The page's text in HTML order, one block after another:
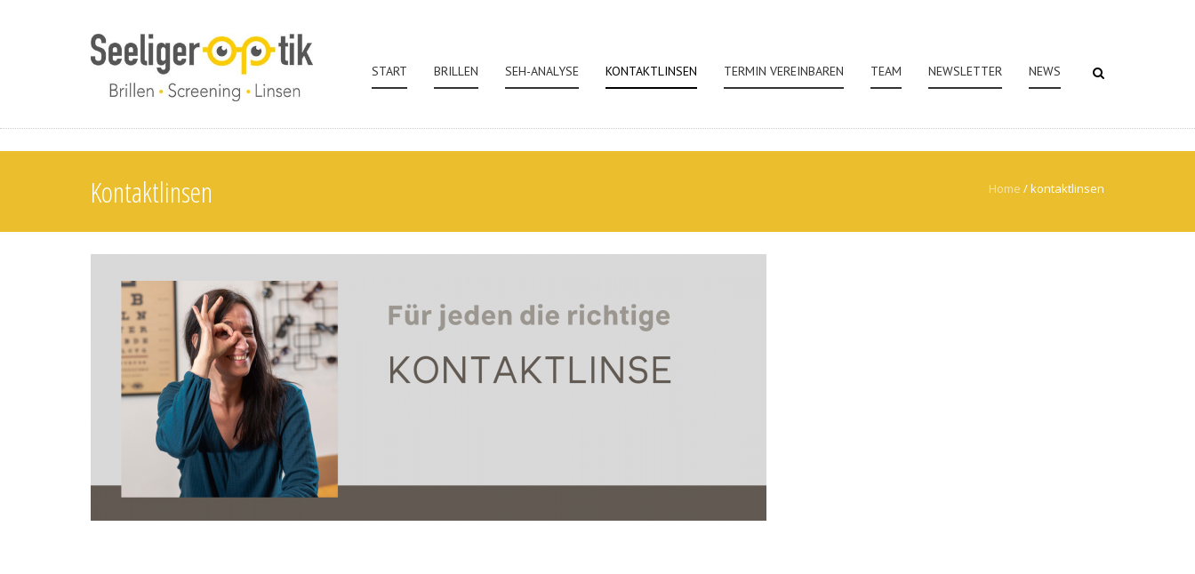
START BRILLEN SEH-ANALYSE KONTAKTLINSEN TERMIN VEREINBAREN TEAM NEWSLETTER NEWS
Kontaktlinsen Home /kontaktlinsen